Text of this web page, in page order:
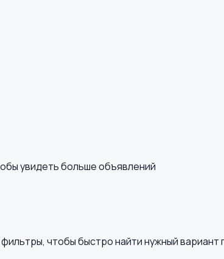
увидеть больше объявлений
чтобы быстро найти нужный вариант